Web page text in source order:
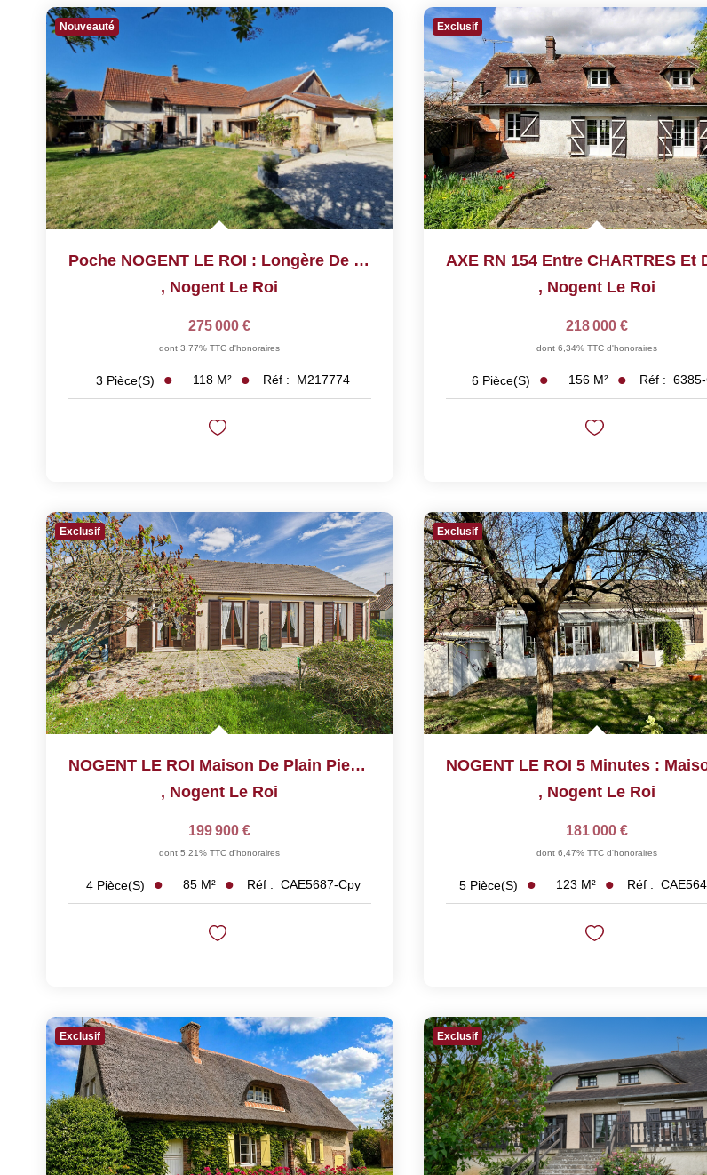
Nouveauté
Poche NOGENT LE ROI : Longère De 117 M²
, Nogent Le Roi
275 000 €
dont 3,77% TTC d'honoraires
3 Pièce(s) 118 M² Réf : M217774
Exclusif
, Nogent Le Roi
218 000 €
dont 6,34% TTC d'honoraires
6 Pièce(s) 156 M² Réf :
Exclusif
NOGENT LE ROI Maison De Plain Pied Avec Trois Chambres
, Nogent Le Roi
199 900 €
dont 5,21% TTC d'honoraires
4 Pièce(s) 85 M² Réf : CAE5687-Cpy
Exclusif
, Nogent Le Roi
181 000 €
dont 6,47% TTC d'honoraires
5 Pièce(s) 123 M² Réf :
Exclusif Exclusif